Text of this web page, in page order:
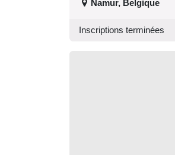
Namur ,Belgique
Inscriptions terminées